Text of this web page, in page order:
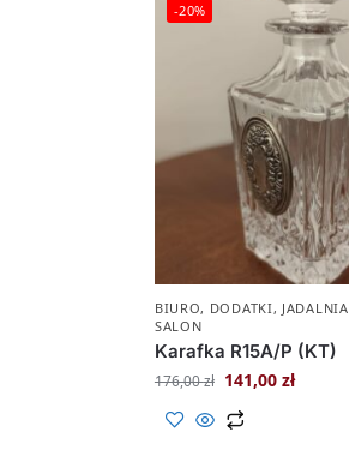
-20%
BIURO, DODATKI, JADALNIA
SALON
Karafka R15A/P (KT)
176,00zł 141,00 zł